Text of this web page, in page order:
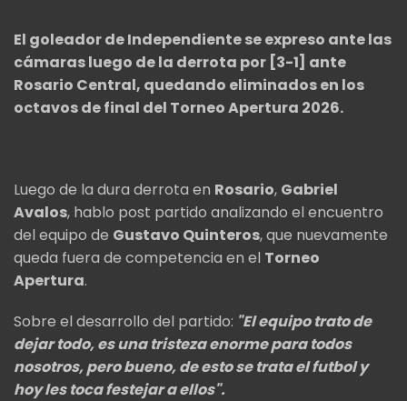
El goleador de Independiente se expreso ante las
cámaras luego de la derrota por [3-1] ante
Rosario Central, quedando eliminados en los
octavos de final del Torneo Apertura 2026.
Luego de la dura derrota en Rosario, Gabriel
Avalos, hablo post partido analizando el encuentro
del equipo de Gustavo Quinteros, que nuevamente
queda fuera de competencia en el Torneo
Apertura.
Sobre el desarrollo del partido: "El equipo trato de
dejar todo, es una tristeza enorme para todos
nosotros, pero bueno, de esto se trata el futbol y
hoy les toca festejar a ellos".